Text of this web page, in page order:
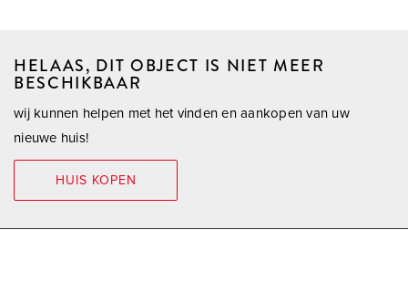
HELAAS, DIT OBJECT IS NIET MEER
BESCHIKBAAR
wij kunnen helpen met het vinden en aankopen van uw
nieuwe huis!
HUIS KOPEN